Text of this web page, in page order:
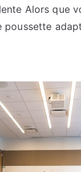
Alors que
poussette